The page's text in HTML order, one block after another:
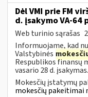
Dėl VMI prie FM
d. įsakymo VA-64
Web turinio sąrašas
Informuojame, kad
Valstybinės
Respublikos finansų
vasario 28 d.
Mokesčių įstatymų
mokesčių pakeitimai